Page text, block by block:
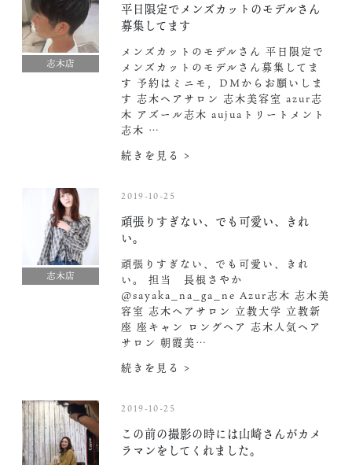
志木店
平日限定でメンズカットのモデルさん
募集してます
メンズカットのモデルさん 平日限定で
メンズカットのモデルさん募集してま
す 予約はミニモ，DMからお願いしま
す︎ 志木ヘアサロン 志木美容室 azur志
木 アズール志木 aujuaトリートメント
志木 …
続きを見る >
志木店
2019-10-25
頑張りすぎない、でも可愛い、きれ
い。
頑張りすぎない、でも可愛い、きれ
い。 担当 長根さやか
@sayaka_na_ga_ne Azur志木 志木美
容室 志木ヘアサロン 立教大学 立教新
座 座キャン ロングヘア 志木人気ヘア
サロン 朝霞美…
続きを見る >
2019-10-25
この前の撮影の時には山崎さんがカメ
ラマンをしてくれました。